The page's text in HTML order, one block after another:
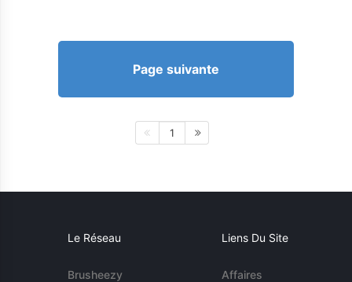
Page suivante
1
Le Réseau
Brusheezy
Liens Du Site
Affaires